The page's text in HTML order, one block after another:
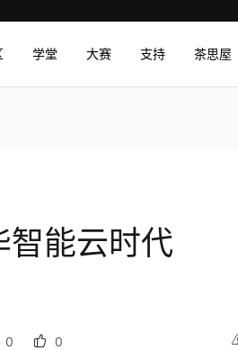
学堂 大赛 支持 茶思屋
能云时代
0 0